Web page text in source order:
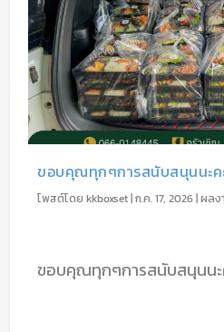
ขอบคุณทุกๆการสนับสนุนนะ
โพสต์โดยkkboxset|ก.ค. 17, 2026|ผลง
ขอบคุณทุกๆการสนับสนุนน